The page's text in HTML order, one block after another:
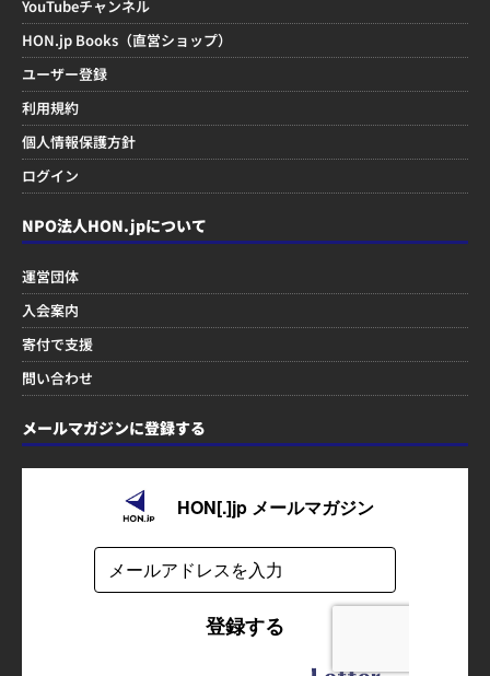
YouTubeチャンネル
HON.jp Books（直営ショップ）
ユーザー登録
利用規約
個人情報保護方針
ログイン
NPO法人HON.jpについて
運営団体
入会案内
寄付で支援
問い合わせ
メールマガジンに登録する